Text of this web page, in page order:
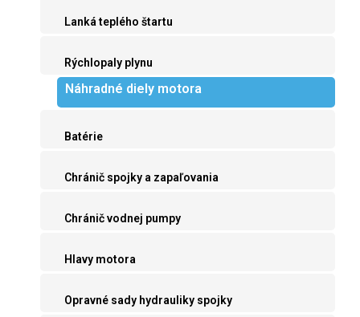
Lanká teplého štartu
Rýchlopaly plynu
Náhradné diely motora
Batérie
Chránič spojky a zapaľovania
Chránič vodnej pumpy
Hlavy motora
Opravné sady hydrauliky spojky